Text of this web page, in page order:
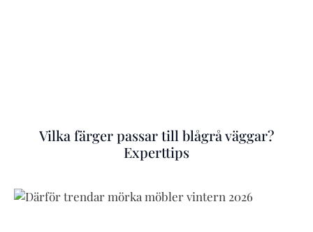
Vilka färger passar till blågrå väggar?
Experttips